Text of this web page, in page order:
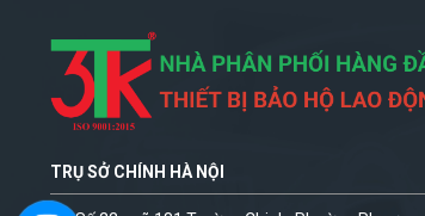
TRỤ SỞ CHÍNH HÀ NỘI